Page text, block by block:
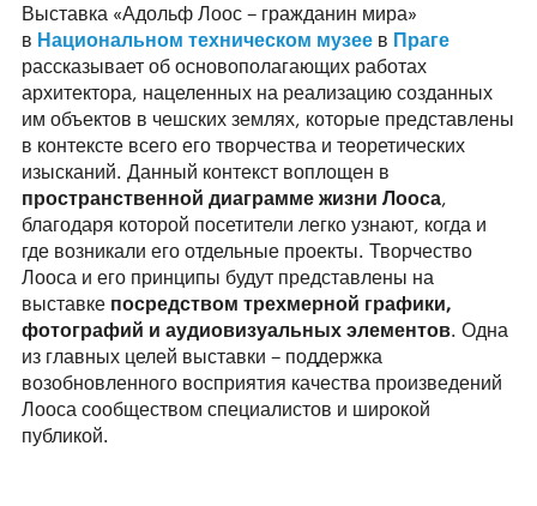
Выставка «Адольф Лоос – гражданин мира»
в Национальном техническом музее в Праге
рассказывает об основополагающих работах
архитектора, нацеленных на реализацию созданных
им объектов в чешских землях, которые представлены
в контексте всего его творчества и теоретических
изысканий. Данный контекст воплощен в
пространственной диаграмме жизни Лооса,
благодаря которой посетители легко узнают, когда и
где возникали его отдельные проекты. Творчество
Лооса и его принципы будут представлены на
выставке посредством трехмерной графики,
фотографий и аудиовизуальных элементов. Одна
из главных целей выставки – поддержка
возобновленного восприятия качества произведений
Лооса сообществом специалистов и широкой
публикой.